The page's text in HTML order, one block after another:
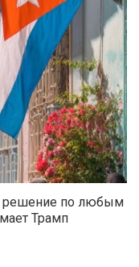
решение по любым
Трамп